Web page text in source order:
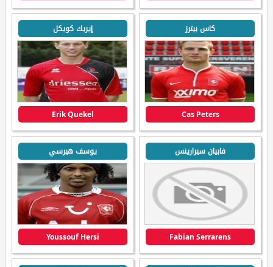
كاس بيترز
Cas Peters
إيريك كويكل
Erik Quekel
فابيان سيرارينس
Fabian Serrarens
يوسف هيرسي
Youssouf Hersi